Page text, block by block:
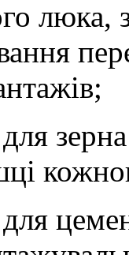
люка,
для
для